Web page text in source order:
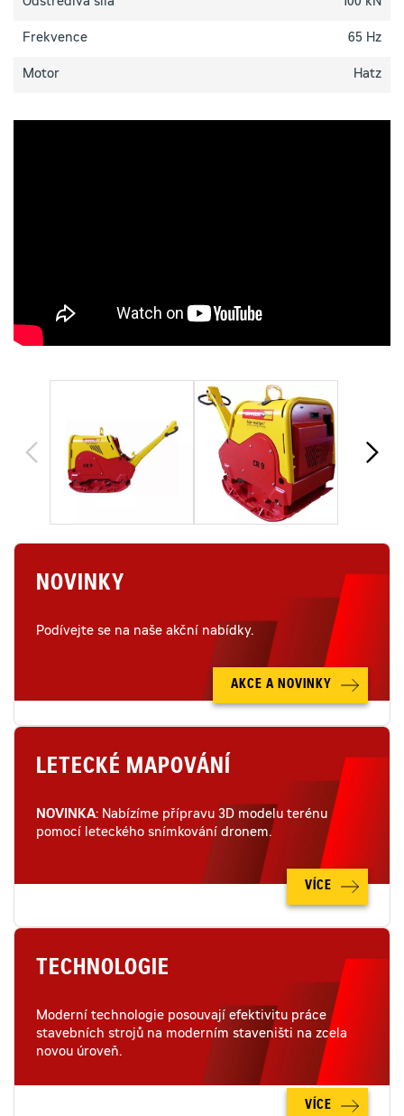
Odstředivá síla 100 kN
Frekvence 65 Hz
Motor Hatz
NOVINKY
Podívejte se na naše akční nabídky.
AKCE A NOVINKY
LETECKÉ MAPOVÁNÍ
NOVINKA: Nabízíme přípravu 3D modelu terénu
pomocí leteckého snímkování dronem.
VÍCE
TECHNOLOGIE
Moderní technologie posouvají efektivitu práce
stavebních strojů na moderním staveništi na zcela
novou úroveň.
VÍCE